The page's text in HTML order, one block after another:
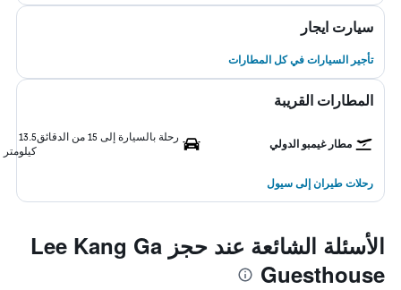
سيارت ايجار
تأجير السيارات في كل المطارات
المطارات القريبة
مطار غيمبو الدولي
رحلة بالسيارة إلى 15 من الدقائق
13.5
كيلومتر
رحلات طيران إلى سيول
الأسئلة الشائعة عند حجز Lee Kang Ga
Guesthouse